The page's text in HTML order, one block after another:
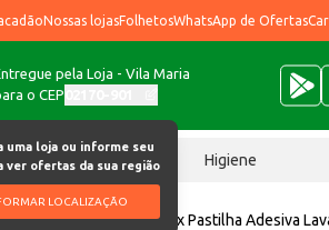
Nossas lojasFolhetosWhatsApp de Ofertas
pela Loja - Vila Maria
o CEP
uma loja ou informe seu
ver ofertas da sua região
LOCALIZAÇÃO
Chocolates Higiene
Sanit Marilux Pastilha Adesiva